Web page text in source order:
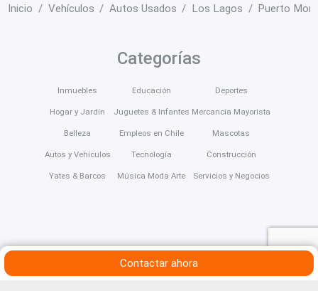
Inicio Vehículos Autos Usados Los Lagos Puerto
Contactar ahora
Categorías
Inmuebles
Hogar y Jardín
Belleza
Autos y Vehículos
Yates & Barcos
Educación
Juguetes & Infantes
Empleos en Chile
Tecnología
Música Moda Arte
Deportes
Mercancía Mayorista
Mascotas
Construcción
Servicios y Negocios